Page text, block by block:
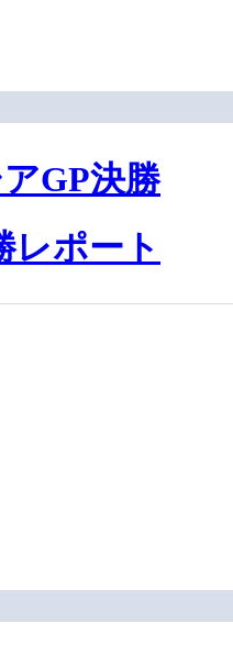
GP決勝
レポート